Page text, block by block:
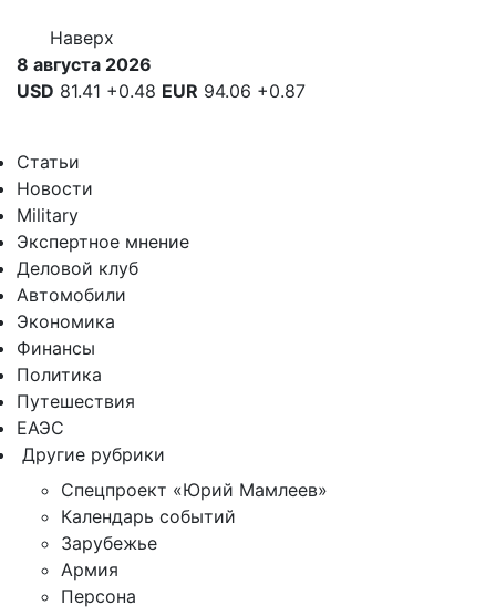
Наверх
8 августа 2026
USD 81.41 +0.48 EUR 94.06 +0.87
Статьи
Новости
Military
Экспертное мнение
Деловой клуб
Автомобили
Экономика
Финансы
Политика
Путешествия
ЕАЭС
Другие рубрики
Спецпроект «Юрий Мамлеев»
Календарь событий
Зарубежье
Армия
Персона